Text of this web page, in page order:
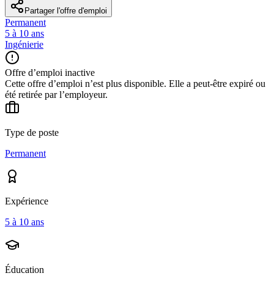
Partager l'offre d'emploi
Permanent
5 à 10 ans
Ingénierie
Offre d’emploi inactive
Cette offre d’emploi n’est plus disponible. Elle a peut-être expiré ou
été retirée par l’employeur.
Type de poste
Permanent
Expérience
5 à 10 ans
Éducation